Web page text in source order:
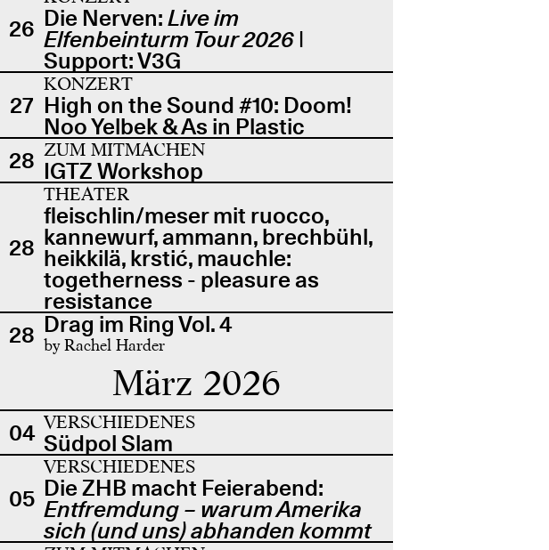
26 Die Nerven:Live im
Elfenbeinturm Tour 2026 |
Support: V3G
27
KONZERT
High on the Sound #10: Doom!
Noo Yelbek & As in Plastic
28 ZUM MITMACHEN
IGTZ Workshop
28
THEATER
fleischlin/meser mit ruocco,
kannewurf, ammann, brechbühl,
heikkilä, krstić, mauchle:
togetherness - pleasure as
resistance
28 Drag im Ring Vol. 4
by Rachel Harder
März 2026
04 VERSCHIEDENES
Südpol Slam
05
VERSCHIEDENES
Die ZHB macht Feierabend:
Entfremdung – warum Amerika
sich (und uns) abhanden kommt